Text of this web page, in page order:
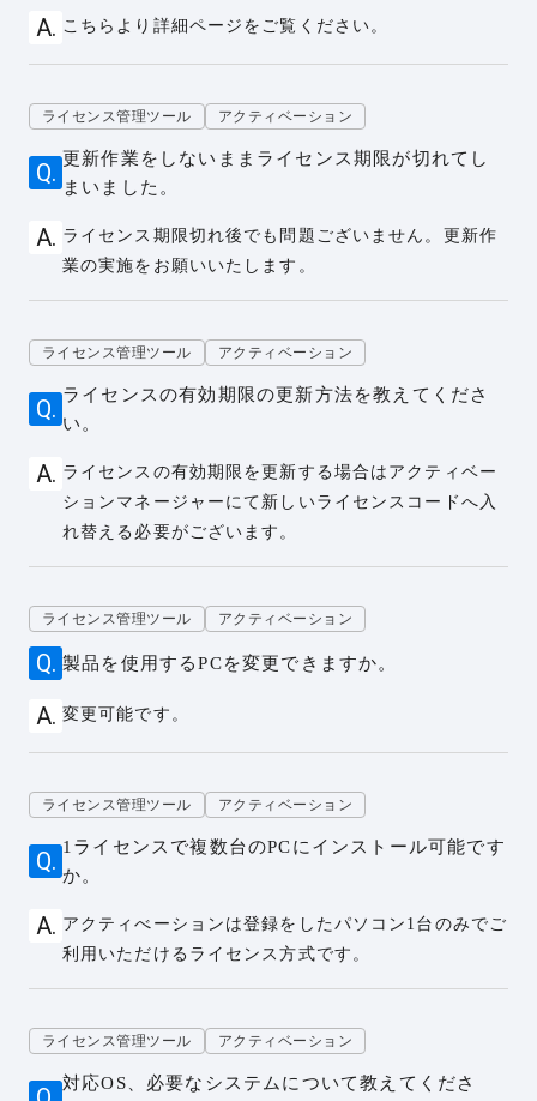
こちらより詳細ページをご覧ください。
ライセンス管理ツール アクティベーション
更新作業をしないままライセンス期限が切れてし
まいました。
ライセンス期限切れ後でも問題ございません。更新作
業の実施をお願いいたします。
ライセンス管理ツール アクティベーション
ライセンスの有効期限の更新方法を教えてくださ
い。
ライセンスの有効期限を更新する場合はアクティベー
ションマネージャーにて新しいライセンスコードへ入
れ替える必要がございます。
ライセンス管理ツール アクティベーション
製品を使用するPCを変更できますか。
変更可能です。
ライセンス管理ツール アクティベーション
1ライセンスで複数台のPCにインストール可能です
か。
アクティべーションは登録をしたパソコン1台のみでご
利用いただけるライセンス方式です。
ライセンス管理ツール アクティベーション
対応OS、必要なシステムについて教えてくださ